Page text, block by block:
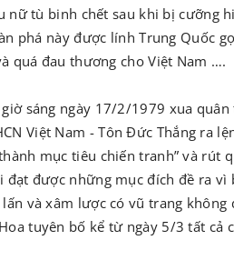
nữ tù binh chết sau khi bị cưỡng
phá này được lính Trung Quốc
quá đau thương cho Việt Nam ….
sáng ngày 17/2/1979 xua
Việt Nam - Tôn Đức Thắng ra
mục tiêu chiến tranh” và rút
đạt được những mục đích đề ra
và xâm lược có vũ trang
tuyên bố kể từ ngày 5/3 tất cả